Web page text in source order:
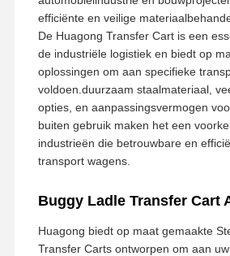
efficiënte en veilige
De Huagong Transfer Cart is een
de industriële logistiek en biedt op
oplossingen om aan specifieke
voldoen.duurzaam staalmateriaal,
opties, en aanpassingsvermogen
buiten gebruik maken het een
industrieën die betrouwbare en
transport wagens.
Buggy Ladle Transfer Cart
Huagong biedt op maat gemaakte
Transfer Carts ontworpen om aan